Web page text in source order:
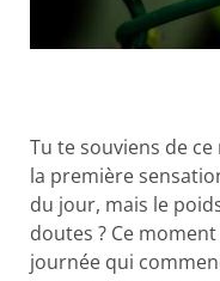
Tu te souviens de
la première
du jour, mais le
doutes ? Ce
journée qui